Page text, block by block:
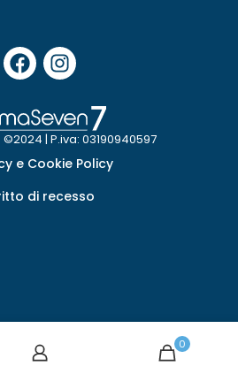
| P.iva: 03190940597
e Cookie Policy
di recesso
0